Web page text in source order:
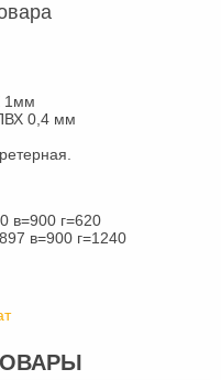
1мм
0,4 мм
в=900 г=620
в=900 г=1240